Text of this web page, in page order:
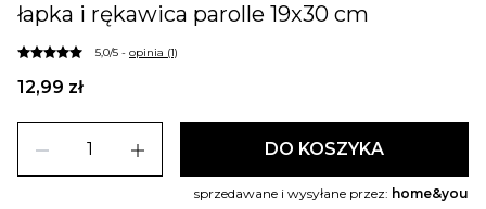
łapka i rękawica parolle 19x30 cm
5,0/5 - opinia (1)
12,99 zł
remove add DO KOSZYKA
sprzedawane i wysyłane przez: home&you